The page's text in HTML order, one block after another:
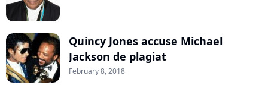
Quincy Jones accuse Michael
Jackson de plagiat
February 8, 2018